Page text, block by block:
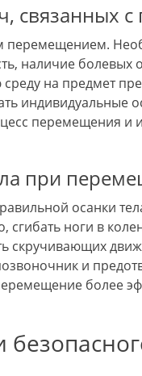
связанных
перемещением.
наличие
на предмет
индивидуальные
перемещения и
при
осанки
ноги в
скручивающих
и
более